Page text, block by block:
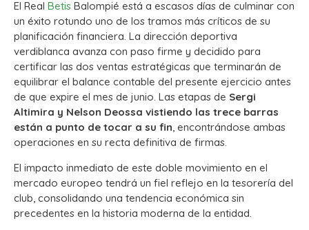
El Real Betis Balompié está a escasos días de culminar con
un éxito rotundo uno de los tramos más críticos de su
planificación financiera. La dirección deportiva
verdiblanca avanza con paso firme y decidido para
certificar las dos ventas estratégicas que terminarán de
equilibrar el balance contable del presente ejercicio antes
de que expire el mes de junio. Las etapas de Sergi
Altimira y Nelson Deossa vistiendo las trece barras
están a punto de tocar a su fin, encontrándose ambas
operaciones en su recta definitiva de firmas.
El impacto inmediato de este doble movimiento en el
mercado europeo tendrá un fiel reflejo en la tesorería del
club, consolidando una tendencia económica sin
precedentes en la historia moderna de la entidad.